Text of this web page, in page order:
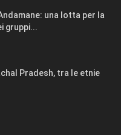
una lotta per la
gruppi...
Pradesh, tra le etnie